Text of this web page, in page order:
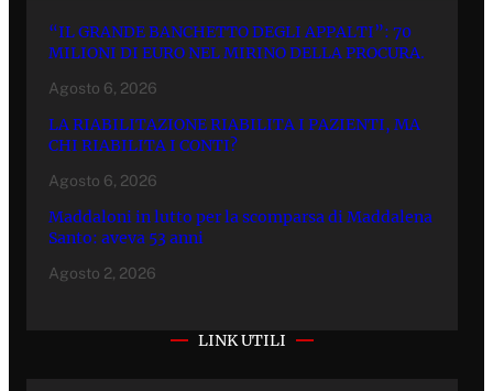
“IL GRANDE BANCHETTO DEGLI APPALTI”: 70
MILIONI DI EURO NEL MIRINO DELLA PROCURA.
Agosto 6, 2026
LA RIABILITAZIONE RIABILITA I PAZIENTI, MA
CHI RIABILITA I CONTI?
Agosto 6, 2026
Maddaloni in lutto per la scomparsa di Maddalena
Santo: aveva 53 anni
Agosto 2, 2026
LINK UTILI